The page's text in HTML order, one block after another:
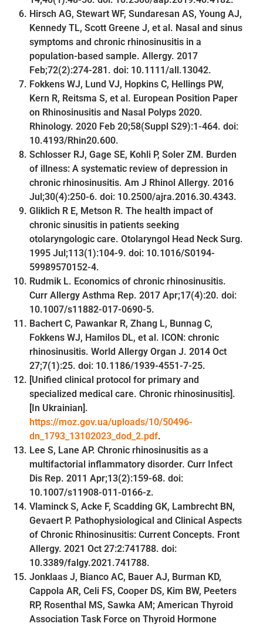
Hirsch AG, Stewart WF, Sundaresan AS, Young AJ,
Kennedy TL, Scott Greene J, et al. Nasal and sinus
symptoms and chronic rhinosinusitis in a
population-based sample. Allergy. 2017
Feb;72(2):274-281. doi: 10.1111/all.13042.
Fokkens WJ, Lund VJ, Hopkins C, Hellings PW,
Kern R, Reitsma S, et al. European Position Paper
on Rhinosinusitis and Nasal Polyps 2020.
Rhinology. 2020 Feb 20;58(Suppl S29):1-464. doi:
10.4193/Rhin20.600.
Schlosser RJ, Gage SE, Kohli P, Soler ZM. Burden
of illness: A systematic review of depression in
chronic rhinosinusitis. Am J Rhinol Allergy. 2016
Jul;30(4):250-6. doi: 10.2500/ajra.2016.30.4343.
Gliklich R E, Metson R. The health impact of
chronic sinusitis in patients seeking
otolaryngologic care. Otolaryngol Head Neck Surg.
1995 Jul;113(1):104-9. doi: 10.1016/S0194-
59989570152-4.
Rudmik L. Economics of chronic rhinosinusitis.
Curr Allergy Asthma Rep. 2017 Apr;17(4):20. doi:
10.1007/s11882-017-0690-5.
Bachert C, Pawankar R, Zhang L, Bunnag C,
Fokkens WJ, Hamilos DL, et al. ICON: chronic
rhinosinusitis. World Allergy Organ J. 2014 Oct
27;7(1):25. doi: 10.1186/1939-4551-7-25.
[Unified clinical protocol for primary and
specialized medical care. Chronic rhinosinusitis].
[In Ukrainian].
https://moz.gov.ua/uploads/10/50496-
dn_1793_13102023_dod_2.pdf.
Lee S, Lane AP. Chronic rhinosinusitis as a
multifactorial inflammatory disorder. Curr Infect
Dis Rep. 2011 Apr;13(2):159-68. doi:
10.1007/s11908-011-0166-z.
Vlaminck S, Acke F, Scadding GK, Lambrecht BN,
Gevaert P. Pathophysiological and Clinical Aspects
of Chronic Rhinosinusitis: Current Concepts. Front
Allergy. 2021 Oct 27:2:741788. doi:
10.3389/falgy.2021.741788.
Jonklaas J, Bianco AC, Bauer AJ, Burman KD,
Cappola AR, Celi FS, Cooper DS, Kim BW, Peeters
RP, Rosenthal MS, Sawka AM; American Thyroid
Association Task Force on Thyroid Hormone